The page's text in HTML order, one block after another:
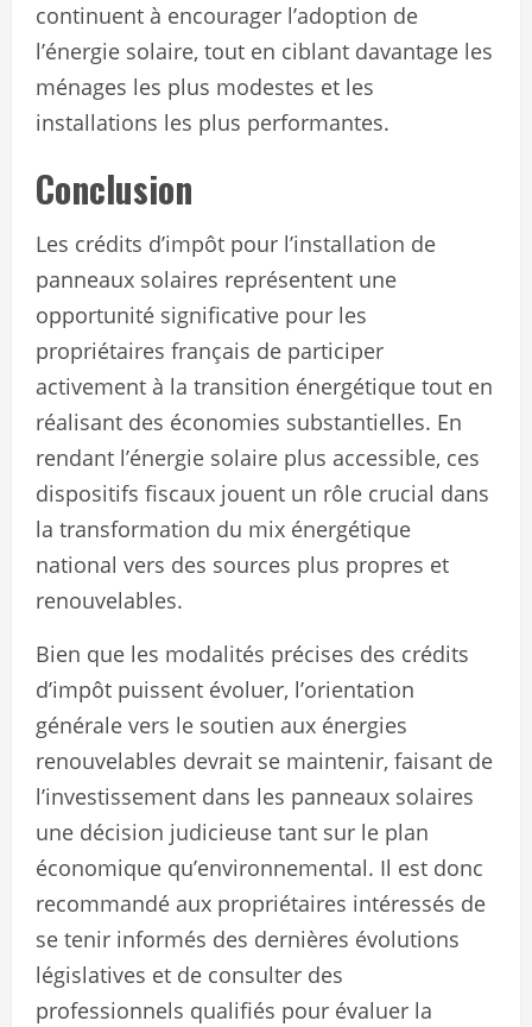
continuent à encourager l’adoption de
l’énergie solaire, tout en ciblant davantage les
ménages les plus modestes et les
installations les plus performantes.
Conclusion
Les crédits d’impôt pour l’installation de
panneaux solaires représentent une
opportunité significative pour les
propriétaires français de participer
activement à la transition énergétique tout en
réalisant des économies substantielles. En
rendant l’énergie solaire plus accessible, ces
dispositifs fiscaux jouent un rôle crucial dans
la transformation du mix énergétique
national vers des sources plus propres et
renouvelables.
Bien que les modalités précises des crédits
d’impôt puissent évoluer, l’orientation
générale vers le soutien aux énergies
renouvelables devrait se maintenir, faisant de
l’investissement dans les panneaux solaires
une décision judicieuse tant sur le plan
économique qu’environnemental. Il est donc
recommandé aux propriétaires intéressés de
se tenir informés des dernières évolutions
législatives et de consulter des
professionnels qualifiés pour évaluer la